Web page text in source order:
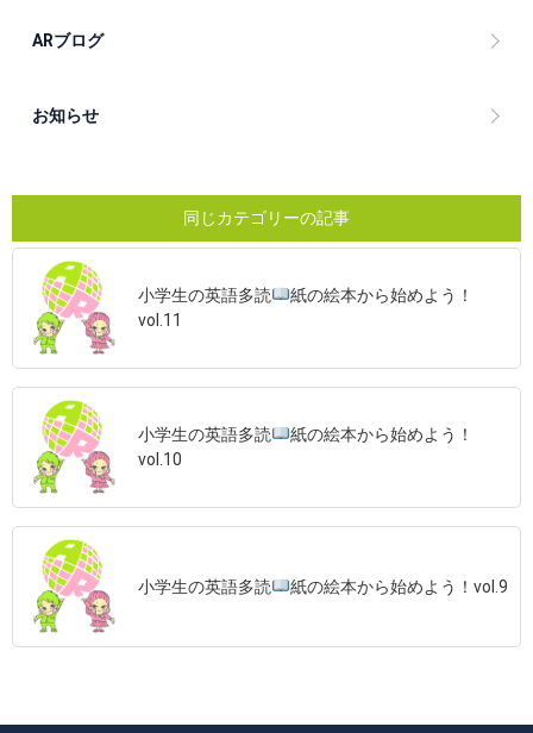
ARブログ
お知らせ
同じカテゴリーの記事
小学生の英語多読
紙の絵本から始めよう！
vol.11
小学生の英語多読
紙の絵本から始めよう！
vol.10
小学生の英語多読 紙の絵本から始めよう！vol.9